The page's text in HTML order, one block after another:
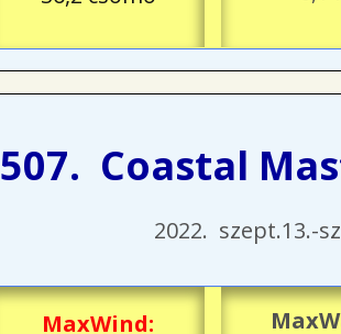
507. Coastal
2022. szept.13.-
MaxWind: